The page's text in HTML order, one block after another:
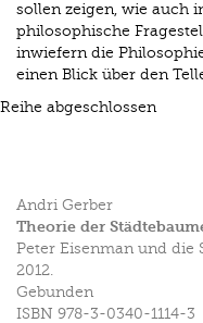
sollen zeigen, wie auch
philosophische
inwiefern die
einen Blick über den
Reihe abgeschlossen
Andri Gerber
Theorie der
Peter Eisenman und die
2012.
Gebunden
ISBN 978-3-0340-1114-3